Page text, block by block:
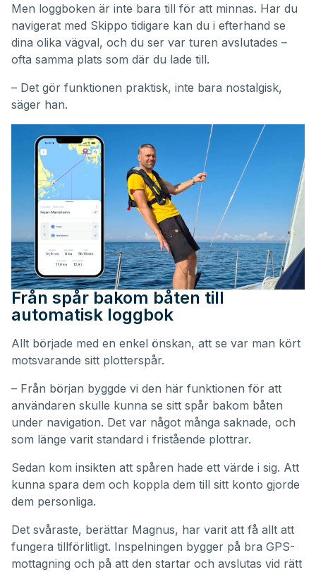
Men loggboken är inte bara till för att minnas. Har du
navigerat med Skippo tidigare kan du i efterhand se
dina olika vägval, och du ser var turen avslutades –
ofta samma plats som där du lade till.
– Det gör funktionen praktisk, inte bara nostalgisk,
säger han.
Från spår bakom båten till
automatisk loggbok
Allt började med en enkel önskan, att se var man kört
motsvarande sitt plotterspår.
– Från början byggde vi den här funktionen för att
användaren skulle kunna se sitt spår bakom båten
under navigation. Det var något många saknade, och
som länge varit standard i fristående plottrar.
Sedan kom insikten att spåren hade ett värde i sig. Att
kunna spara dem och koppla dem till sitt konto gjorde
dem personliga.
Det svåraste, berättar Magnus, har varit att få allt att
fungera tillförlitligt. Inspelningen bygger på bra GPS-
mottagning och på att den startar och avslutas vid rätt